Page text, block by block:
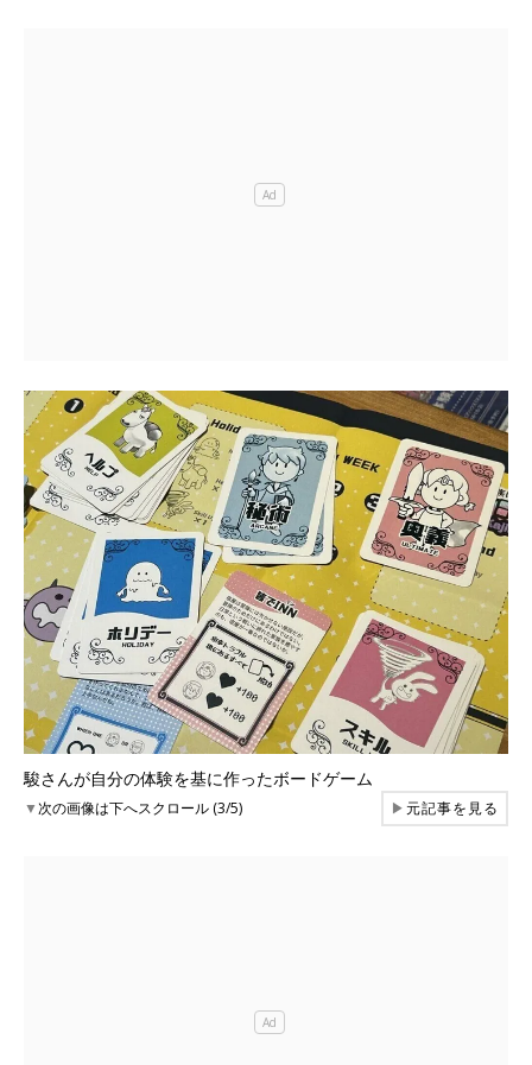
駿さんが自分の体験を基に作ったボードゲーム
▼次の画像は下へスクロール (3/5) ▶元記事を見る